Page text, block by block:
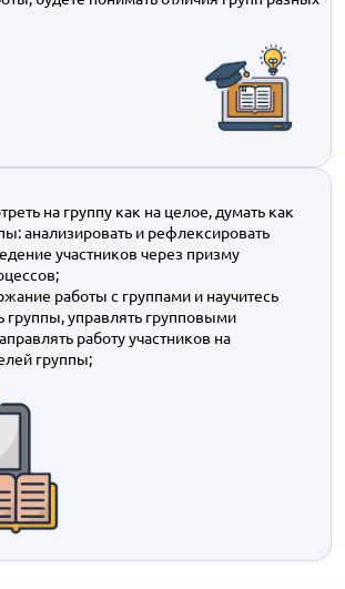
на группу как на целое, думать как
анализировать и рефлексировать
участников через призму
работы с группами и научитесь
группы, управлять групповыми
работу участников на
группы;